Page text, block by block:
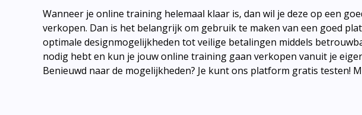
Wanneer je online training helemaal klaar is, dan wil je deze op een
verkopen. Dan is het belangrijk om gebruik te maken van een goed
optimale designmogelijkheden tot veilige betalingen middels
nodig hebt en kun je jouw online training gaan verkopen vanuit je
Benieuwd naar de mogelijkheden? Je kunt ons platform gratis testen!